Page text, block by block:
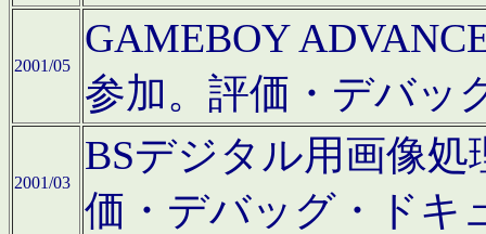
2001/05
GAMEBOY
参加。評価・デバッ
2001/03
BSデジタル用画像
価・デバッグ・ドキ